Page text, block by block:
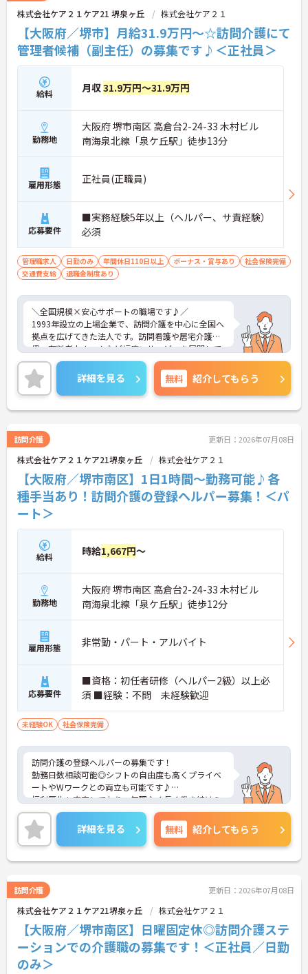
株式会社ケア２１ケア21 堺泉ヶ丘 株式会社ケア２１
【大阪府／堺市】月給31.9万円～☆訪問介護にて
管理者候補（副主任）の募集です♪＜正社員＞
給料 月収31.9万円～31.9万円
勤務地
大阪府 堺市南区 高倉台2-24-33 木村ビル
南海泉北線「泉ケ丘駅」徒歩13分
雇用形態 正社員(正職員)
応募要件
■実務経験5年以上（ヘルパー、サ責経験）
必須
管理職求人 日勤のみ 年間休日110日以上 ボーナス・賞与あり
社会保険完備
交通費支給
退職金制度あり
＼全国規模×安心サポートの職場です♪／
1993年設立の上場企業で、訪問介護を中心に全国へ
拠点を広げてきた法人です。訪問看護や居宅介護支
援、有料老人ホームなど幅広いサービスを展開して
おり、在宅から施設まで一体的に支えられる環境に
なっています。本部と現場の連携も強く、困りごと
を一人で抱えない仕組みを大切にしている点が魅
力。地域ごとの特性に合わせた運営ができるため、
「自分らしい介護」を実現しやすい環境ですよ♪
■ 高収入も目指せる安心待遇
安定した収入設計で、長く働ける環境です。
・月給35万円以上＋「役付手当6万円」支給
・特定処遇加算ありで業界内でも高水準
・賞与年2回＆昇給制度あり
→ 頑張りが収入にしっかり反映されます◎
■ 一人にしないサポート体制
本部とエリアの連携で安心して働けます。
・エリアマネージャーが定期的に巡回
・人事・法務がバックアップ
・相談先が明確で安心
→ 管理者でも孤立しない環境です
■ 裁量を活かして事業所づくり
・採用や営業、シフト調整も関われる
・地域特性に合わせた運営が可能
・売上管理や人材育成にも携われる
→ 経営視点のスキルも磨けます！
■ しっかり学べる研修制度
段階的にスキルアップできる環境です。
・管理者向け研修あり（収支・労務など）
・入社後も継続して学べる体制
・近隣事業所との情報共有あり
→ 実践的に成長しやすいのが特徴です
詳細を見る 無料 紹介してもらう
訪問介護 更新日：2026年07月08日
株式会社ケア２１ケア21堺泉ヶ丘 株式会社ケア２１
【大阪府／堺市南区】1日1時間～勤務可能♪各
種手当あり！訪問介護の登録ヘルパー募集！＜パ
ート＞
給料 時給1,667円～
勤務地
大阪府 堺市南区 高倉台2-24-33 木村ビル
南海泉北線「泉ケ丘駅」徒歩12分
雇用形態 非常勤・パート・アルバイト
応募要件
■資格：初任者研修（ヘルパー2級）以上必
須 ■経験：不問 未経験歓迎
未経験OK 社会保険完備
訪問介護の登録ヘルパーの募集です！
勤務日数相談可能◎シフトの自由度も高くプライベ
ートやWワークとの両立も可能です♪
福利厚生も充実しており、無理なく長く働き続けら
れる職場です。
ご興味のある方には、面接対策ポイントなどさらに
詳細をお話いたしますので、お気軽にご相談くださ
い。
詳細を見る 無料 紹介してもらう
訪問介護 更新日：2026年07月08日
株式会社ケア２１ケア21堺泉ヶ丘 株式会社ケア２１
【大阪府／堺市南区】日曜固定休◎訪問介護ステ
ーションでの介護職の募集です！＜正社員／日勤
のみ＞